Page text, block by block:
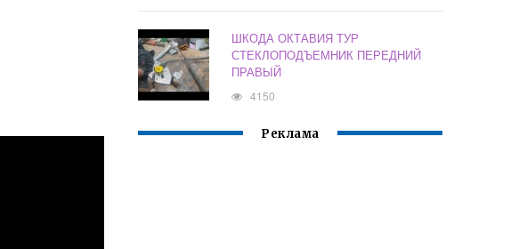
ШКОДА ОКТАВИЯ ТУР
СТЕКЛОПОДЪЕМНИК ПЕРЕДНИЙ
ПРАВЫЙ
4150
Реклама